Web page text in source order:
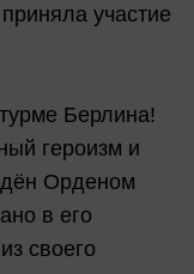
участие
Берлина!
героизм и
Орденом
в его
своего